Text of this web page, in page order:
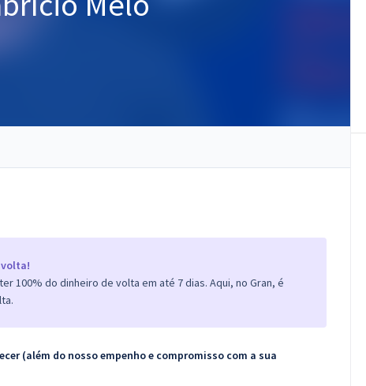
100% do dinheiro de volta em até 7 dias. Aqui, no Gran, é
(além do nosso empenho e compromisso com a sua